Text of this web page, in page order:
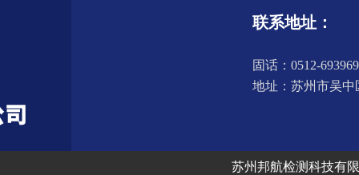
联系地址：
固话：0512-
地址：苏州市吴中
联系方式：
苏州邦航检测科技